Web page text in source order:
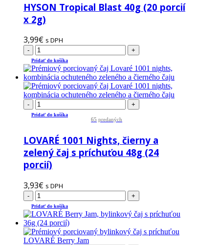
HYSON Tropical Blast 40g (20 porcií
x 2g)
3,99€ s DPH
- +
Pridať do košíka
- +
Pridať do košíka
65 predaných
LOVARÉ 1001 Nights, čierny a
zelený čaj s príchuťou 48g (24
porcií)
3,93€ s DPH
- +
Pridať do košíka